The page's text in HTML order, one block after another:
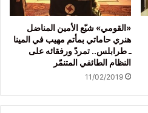
«القومي» شيّع الأمين المناضل
هنري حاماتي بمأتم مهيب في المينا
ـ طرابلس.. تمردّ ورفقائه على
النظام الطائفي المتنمّر
11/02/2019